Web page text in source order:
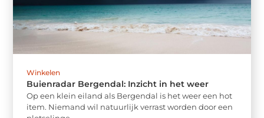
Winkelen
Buienradar Bergendal: Inzicht in het weer
Op een klein eiland als Bergendal is het weer een hot
item. Niemand wil natuurlijk verrast worden door een